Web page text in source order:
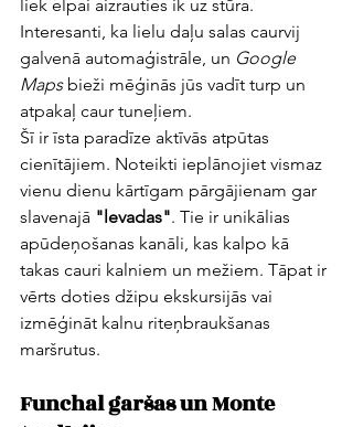
liek elpai aizrauties ik uz stūra.
Interesanti, ka lielu daļu salas caurvij
galvenā automaģistrāle, un Google
Maps bieži mēģinās jūs vadīt turp un
atpakaļ caur tuneļiem.
Šī ir īsta paradīze aktīvās atpūtas
cienītājiem. Noteikti ieplānojiet vismaz
vienu dienu kārtīgam pārgājienam gar
slavenajā "levadas". Tie ir unikālias
apūdeņošanas kanāli, kas kalpo kā
takas cauri kalniem un mežiem. Tāpat ir
vērts doties džipu ekskursijās vai
izmēģināt kalnu riteņbraukšanas
maršrutus.
Funchal garšas un Monte